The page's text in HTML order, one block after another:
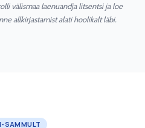
välismaa laenuandja litsentsi ja loe
allkirjastamist alati hoolikalt läbi.
SAMMULT